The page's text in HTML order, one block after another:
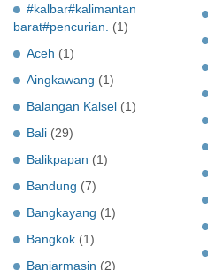
#kalbar#kalimantan
barat#pencurian.
(1)
Aceh (1)
Aingkawang (1)
Balangan Kalsel (1)
Bali (29)
Balikpapan (1)
Bandung (7)
Bangkayang (1)
Bangkok (1)
Banjarmasin (2)